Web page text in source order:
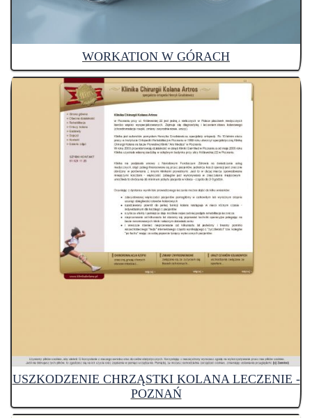
WORKATION W GÓRACH
USZKODZENIE CHRZĄSTKI KOLANA LECZENIE -
POZNAŃ